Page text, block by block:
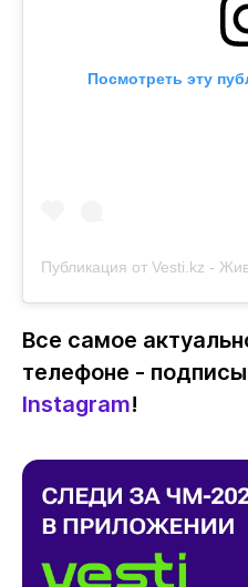
Посмотреть эту
Публикация от Vesti.kz -
Все самое
телефоне -
Instagram!